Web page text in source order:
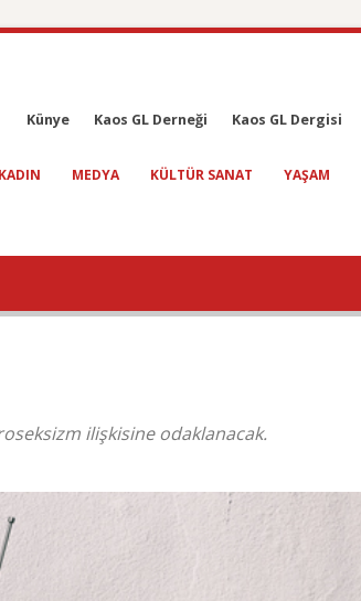
Künye Kaos GL Derneği Kaos GL Dergisi
KADIN MEDYA KÜLTÜR SANAT YAŞAM
ilişkisine odaklanacak.